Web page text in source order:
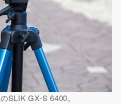
SLIK GX-S 6400。